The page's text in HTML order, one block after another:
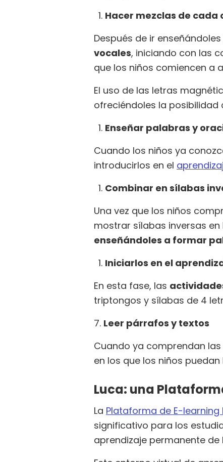
Hacer mezclas de cada
Después de ir
vocales, iniciando con las
que los niños comiencen a
El uso de las letras
ofreciéndoles la
Enseñar palabras y
Cuando los niños ya
introducirlos en el
Combinar en sílabas
Una vez que los niños
mostrar sílabas inversas en
enseñándoles a formar
Iniciarlos en el
En esta fase, las
triptongos y sílabas de 4
7. Leer párrafos y textos
Cuando ya comprendan
en los que los niños
Luca: una
La Plataforma de E-learning
significativo para los
aprendizaje permanente